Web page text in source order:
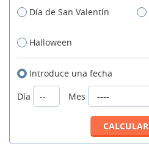
Día de San Valentín
Halloween
Introduce una fecha
Día
Mes